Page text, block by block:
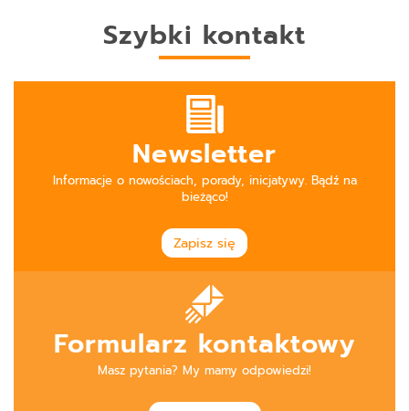
Szybki kontakt
Newsletter
Informacje o nowościach, porady, inicjatywy. Bądź na
bieżąco!
Zapisz się
Formularz kontaktowy
Masz pytania? My mamy odpowiedzi!